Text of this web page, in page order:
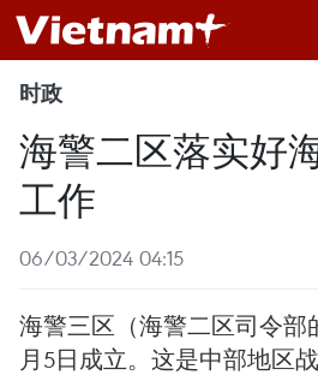
时政
海警二区落实好
工作
06/03/2024 04:15
海警三区（海警二区司令部
月5日成立。这是中部地区